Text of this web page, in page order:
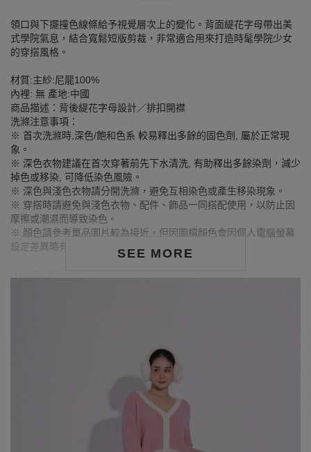
SEE MORE
領口與下擺撞色線條給予視覺層次上的變化。背面緹花字母帶出美
式學院氣息，結合寬鬆短版剪裁，非常適合用來打造時髦學院少女
的穿搭風格。
材質:主紗:尼龍100%
內裡: 無 產地:中國
商品描述：背後緹花字母設計／排扣開襟
洗滌注意事項：
※ 首次洗滌時,深色/飽和色系 較易釋出多餘的固色劑, 屬於正常現
象。
※ 深色衣物建議在首次穿著前先下水清洗, 有助釋出多餘染劑，減少
掉色或移染, 可降低染色風險。
※ 深色與淺色衣物請分開洗滌，避免互相染色或產生移染現象。
※ 穿搭時請避免與淺色衣物、配件、飾品一同搭配使用，以防止因
摩擦或潮濕而導致染色。
※ 顏色請參考單品圖片較為接近，但因圖檔顏色會因個人電腦螢幕
設定差異略有不同，請以實際商品顏色為準。
腰圍Waist：60cm／臀圍hips：89cm